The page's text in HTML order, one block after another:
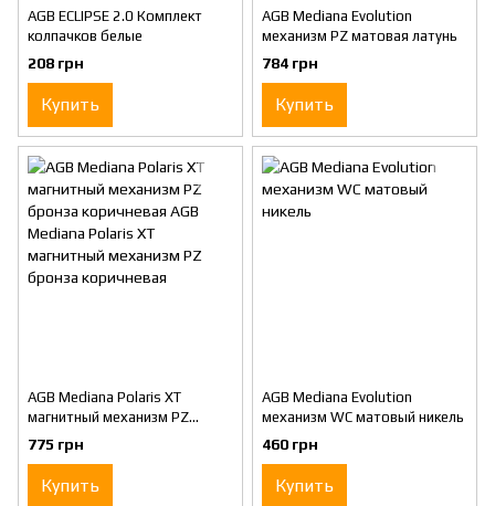
AGB ECLIPSE 2.0 Комплект
колпачков белые
208 грн
Купить
AGB Mediana Evolution
механизм PZ матовая латунь
784 грн
Купить
AGB Mediana Polaris XT
магнитный механизм PZ
бронза коричневая AGB
Mediana Polaris XT магнитный
механизм PZ бронза
коричневая
775 грн
Купить
AGB Mediana Evolution
механизм WC матовый никель
460 грн
Купить